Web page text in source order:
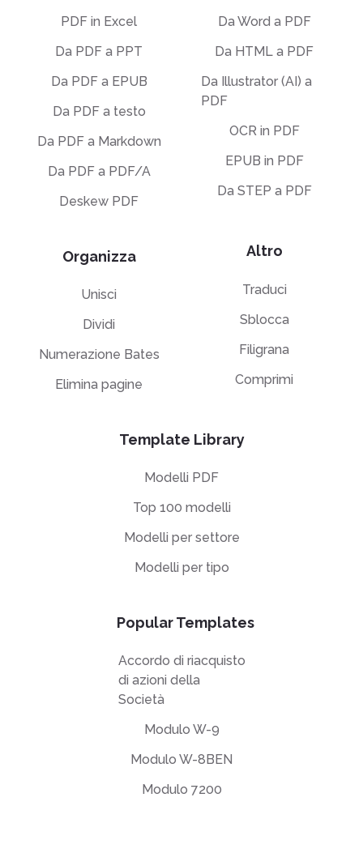
PDF in Excel
Da PDF a PPT
Da PDF a EPUB
Da PDF a testo
Da PDF a Markdown
Da PDF a PDF/A
Deskew PDF
Organizza
Unisci
Dividi
Numerazione Bates
Elimina pagine
Da Word a PDF
Da HTML a PDF
Da Illustrator (AI) a
PDF
OCR in PDF
EPUB in PDF
Da STEP a PDF
Altro
Traduci
Sblocca
Filigrana
Comprimi
Template Library
Modelli PDF
Top 100 modelli
Modelli per settore
Modelli per tipo
Popular Templates
Accordo di riacquisto
di azioni della
Società
Modulo W-9
Modulo W-8BEN
Modulo 7200